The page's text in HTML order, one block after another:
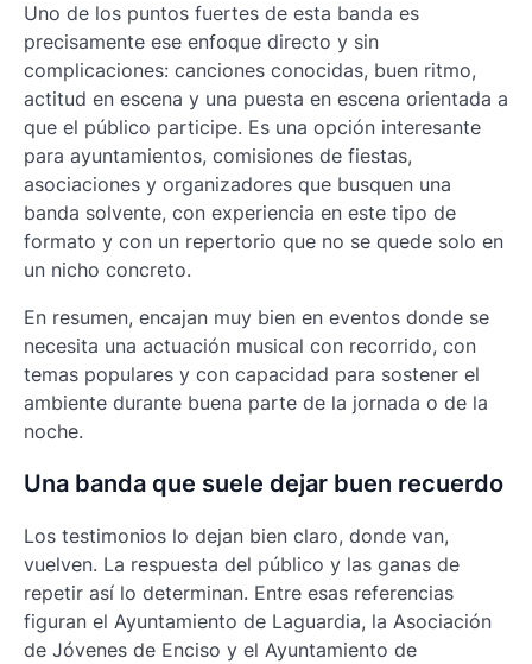
Uno de los puntos fuertes de esta banda es
precisamente ese enfoque directo y sin
complicaciones: canciones conocidas, buen ritmo,
actitud en escena y una puesta en escena orientada a
que el público participe. Es una opción interesante
para ayuntamientos, comisiones de fiestas,
asociaciones y organizadores que busquen una
banda solvente, con experiencia en este tipo de
formato y con un repertorio que no se quede solo en
un nicho concreto.
En resumen, encajan muy bien en eventos donde se
necesita una actuación musical con recorrido, con
temas populares y con capacidad para sostener el
ambiente durante buena parte de la jornada o de la
noche.
Una banda que suele dejar buen recuerdo
Los testimonios lo dejan bien claro, donde van,
vuelven. La respuesta del público y las ganas de
repetir así lo determinan. Entre esas referencias
figuran el Ayuntamiento de Laguardia, la Asociación
de Jóvenes de Enciso y el Ayuntamiento de